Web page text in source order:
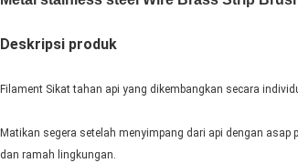
Deskripsi produk
Filament Sikat tahan api yang dikembangkan secara
Matikan segera setelah menyimpang dari api dengan asap
dan ramah lingkungan.